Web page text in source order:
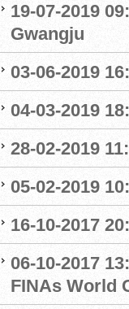
19-07-2019
Gwangju
03-06-2019
04-03-2019
28-02-2019
05-02-2019
16-10-2017
06-10-2017
FINAs World